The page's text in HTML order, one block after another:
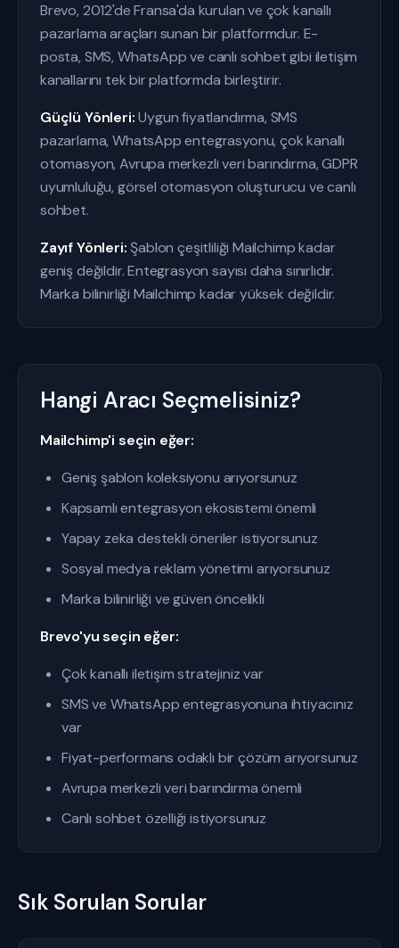
Brevo, 2012'de Fransa'da kurulan ve çok kanallı
pazarlama araçları sunan bir platformdur. E-
posta, SMS, WhatsApp ve canlı sohbet gibi iletişim
kanallarını tek bir platformda birleştirir.
Güçlü Yönleri:Uygun fiyatlandırma, SMS
pazarlama, WhatsApp entegrasyonu, çok kanallı
otomasyon, Avrupa merkezli veri barındırma, GDPR
uyumluluğu, görsel otomasyon oluşturucu ve canlı
sohbet.
Zayıf Yönleri: Şablon çeşitliliği Mailchimp kadar
geniş değildir. Entegrasyon sayısı daha sınırlıdır.
Marka bilinirliği Mailchimp kadar yüksek değildir.
Hangi Aracı Seçmelisiniz?
Mailchimp'i seçin eğer:
Geniş şablon koleksiyonu arıyorsunuz
Kapsamlı entegrasyon ekosistemi önemli
Yapay zeka destekli öneriler istiyorsunuz
Sosyal medya reklam yönetimi arıyorsunuz
Marka bilinirliği ve güven öncelikli
Brevo'yu seçin eğer:
Çok kanallı iletişim stratejiniz var
SMS ve WhatsApp entegrasyonuna ihtiyacınız
var
Fiyat-performans odaklı bir çözüm arıyorsunuz
Avrupa merkezli veri barındırma önemli
Canlı sohbet özelliği istiyorsunuz
Sık Sorulan Sorular